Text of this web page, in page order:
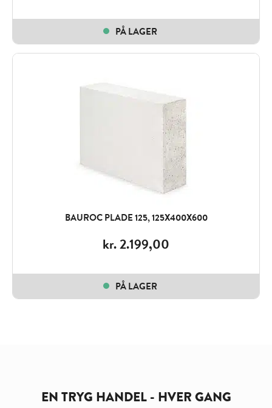
PÅ LAGER
BAUROC PLADE 125, 125X400X600
kr.2.199,00
PÅ LAGER
EN TRYG HANDEL - HVER GANG